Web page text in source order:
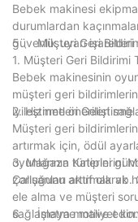
Bebek makinesi
durumlardan
güvenlik uyarı işaretleri
5 、 Müşteri Geri
1. Müşteri Geri Bildirimi
Bebek makinesinin
müşteri geri
iyileştirme önerileri
2. Hizmetleri Geliştirme
Müşteri geri
artırmak için, ödül
oyunlarının türlerini
zorluğunu artırmak vb.
3. Mağaza Katiplerini
Çalışanları aktif
ele alma ve müşteri
sağlamaya motive edin.
6 、 İşletme maliyet